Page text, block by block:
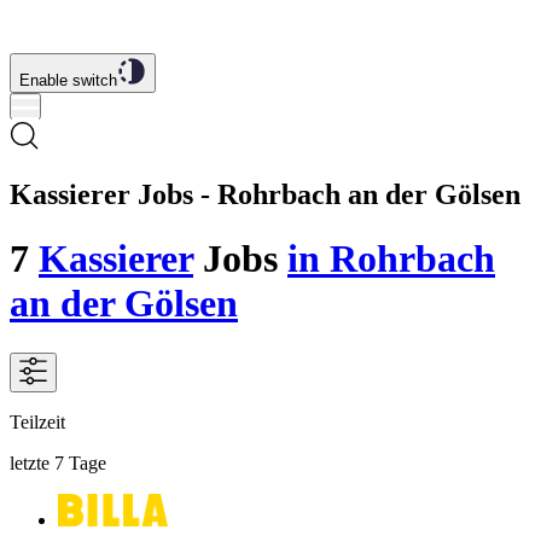
Enable switch
Kassierer Jobs - Rohrbach an der Gölsen
7 KassiererJobs in Rohrbach
an der Gölsen
Teilzeit
letzte 7 Tage